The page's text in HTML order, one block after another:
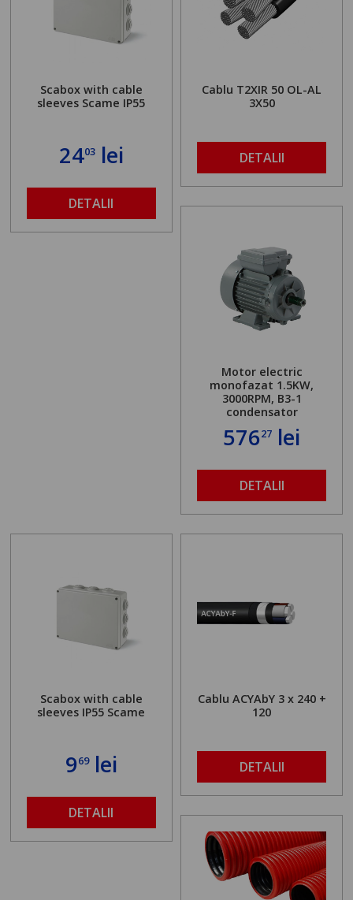
Scabox with cable
sleeves Scame IP55
2403lei
DETALII
Cablu T2XIR 50 OL-AL
3X50
DETALII
Motor electric
monofazat 1.5KW,
3000RPM, B3-1
condensator
57627 lei
DETALII
Scabox with cable
sleeves IP55 Scame
969lei
DETALII
Cablu ACYAbY 3 x 240 +
120
DETALII